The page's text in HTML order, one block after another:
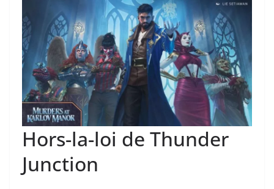
Hors-la-loi de Thunder
Junction